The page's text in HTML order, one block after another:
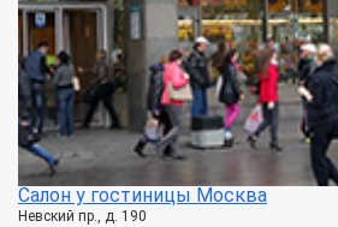
Салон у гостиницы Москва
Невский пр., д. 190